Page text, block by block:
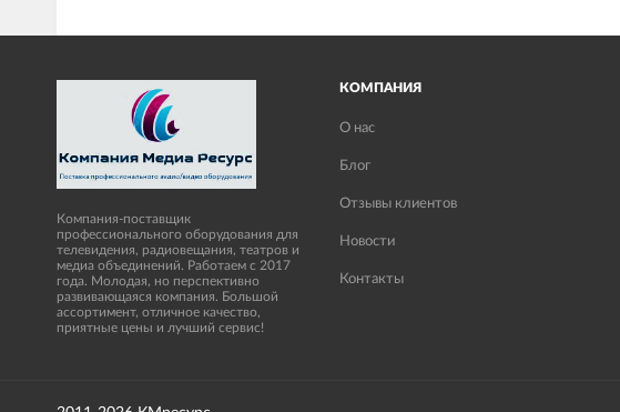
Компания-поставщик
профессионального оборудования для
телевидения, радиовещания, театров и
медиа объединений. Работаем с 2017
года. Молодая, но перспективно
развивающаяся компания. Большой
ассортимент, отличное качество,
приятные цены и лучший сервис!
КОМПАНИЯ
О нас
Блог
Отзывы клиентов
Новости
Контакты